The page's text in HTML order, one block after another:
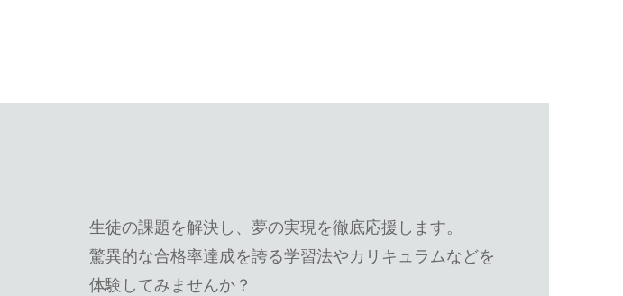
生徒の課題を解決し、夢の実現を徹底応援します。
驚異的な合格率達成を誇る学習法やカリキュラムなどを
体験してみませんか？